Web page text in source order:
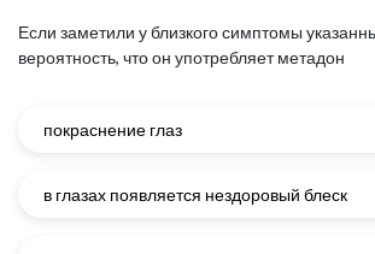
Если заметили у близкого симптомы
вероятность, что он употребляет метадон
покраснение глаз
в глазах появляется нездоровый блеск